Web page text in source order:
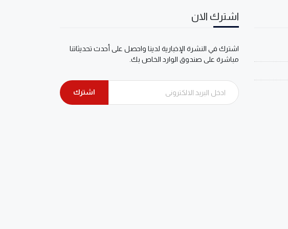
اشترك الان
اشترك في النشرة الإخبارية لدينا واحصل على أحدث تحديثاتنا
مباشرة على صندوق الوارد الخاص بك.
اشترك